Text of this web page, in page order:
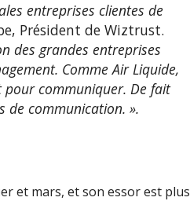
entreprises clientes de
Président de Wiztrust.
des grandes entreprises
Comme Air Liquide,
pour communiquer. De fait
communication. ».
et mars, et son essor est plus